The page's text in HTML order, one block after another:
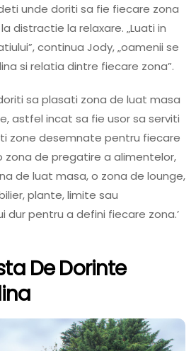
unde doriti sa fie fiecare zona
distractie la relaxare. „Luati in
continua Jody, „oamenii se
si relatia dintre fiecare zona”.
sa plasati zona de luat masa
astfel incat sa fie usor sa serviti
zone desemnate pentru fiecare
de pregatire a alimentelor,
de luat masa, o zona de lounge,
plante, limite sau
dur pentru a defini fiecare zona.’
De Dorinte